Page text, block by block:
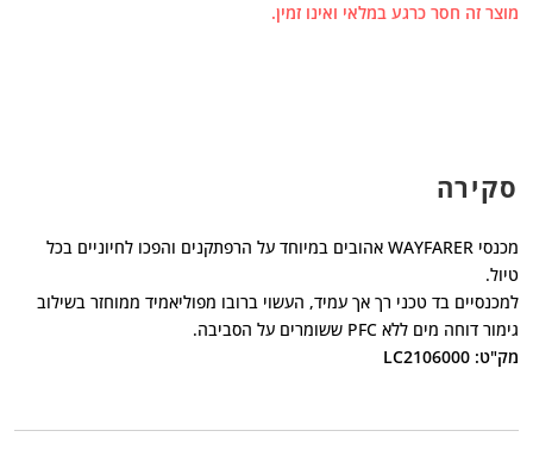
מוצר זה חסר כרגע במלאי ואינו זמין.
סקירה
מכנסי WAYFARER אהובים במיוחד על הרפתקנים והפכו לחיוניים בכל
טיול.
למכנסיים בד טכני רך אך עמיד, העשוי ברובו מפוליאמיד ממוחזר בשילוב
גימור דוחה מים ללא PFC ששומרים על הסביבה.
מק"ט: LC2106000